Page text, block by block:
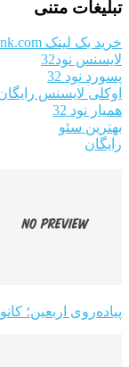
تبلیغات متنی
خرید بک لینک behtarinbacklink.com
لایسنس نود32
پسورد نود 32
اوکلی لایسنس رایگان
همیار نود 32
بهترین سئو
رایگان
پیاده‌روی اربعین؛